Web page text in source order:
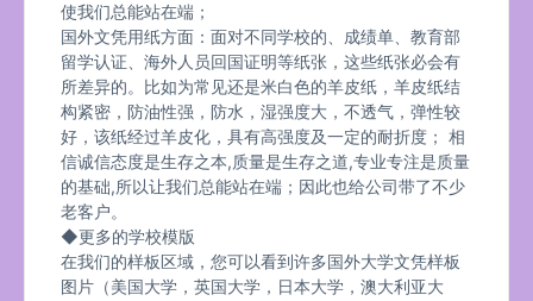
使我们总能站在端；
国外文凭用纸方面：面对不同学校的、成绩单、教育部
留学认证、海外人员回国证明等纸张，这些纸张必会有
所差异的。比如为常见还是米白色的羊皮纸，羊皮纸结
构紧密，防油性强，防水，湿强度大，不透气，弹性较
好，该纸经过羊皮化，具有高强度及一定的耐折度； 相
信诚信态度是生存之本,质量是生存之道,专业专注是质量
的基础,所以让我们总能站在端；因此也给公司带了不少
老客户。
◆更多的学校模版
在我们的样板区域，您可以看到许多国外大学文凭样板
图片（美国大学，英国大学，日本大学，澳大利亚大